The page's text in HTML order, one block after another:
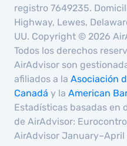
registro 7649235.
Highway, Lewes,
UU. Copyright © 2026
Todos los derechos
AirAdvisor son
afiliados a la Asociación
Canadá y la American
Estadísticas basadas en
de AirAdvisor:
AirAdvisor January–April